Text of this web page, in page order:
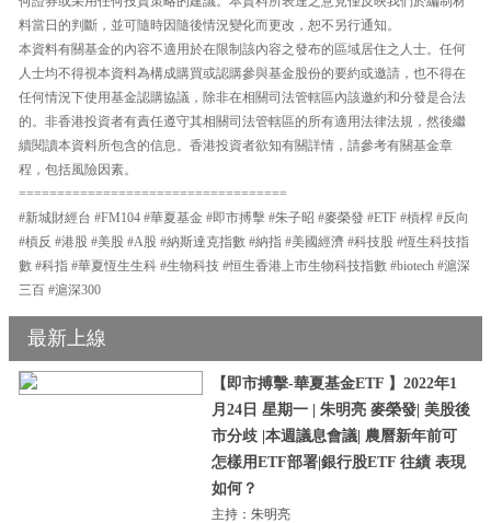
料當日的判斷，並可隨時因隨後情況變化而更改，恕不另行通知。
本資料有關基金的內容不適用於在限制該內容之發布的區域居住之人士。任何
人士均不得視本資料為構成購買或認購參與基金股份的要約或邀請，也不得在
任何情況下使用基金認購協議，除非在相關司法管轄區內該邀約和分發是合法
的。非香港投資者有責任遵守其相關司法管轄區的所有適用法律法規，然後繼
續閱讀本資料所包含的信息。香港投資者欲知有關詳情，請參考有關基金章
程，包括風險因素。
===================================
#新城財經台 #FM104 #華夏基金 #即市搏擊 #朱子昭 #麥榮發 #ETF #槓桿 #反向
#槓反 #港股 #美股 #A股 #納斯達克指數 #納指 #美國經濟 #科技股 #恆生科技指
數 #科指 #華夏恆生生科 #生物科技 #恒生香港上市生物科技指數 #biotech #滬深
三百 #滬深300
最新上線
【即市搏擊-華夏基金ETF 】2022年1
月24日 星期一 | 朱明亮 麥榮發| 美股後
市分歧 |本週議息會議| 農曆新年前可
怎樣用ETF部署|銀行股ETF 往績 表現
如何？
主持：朱明亮